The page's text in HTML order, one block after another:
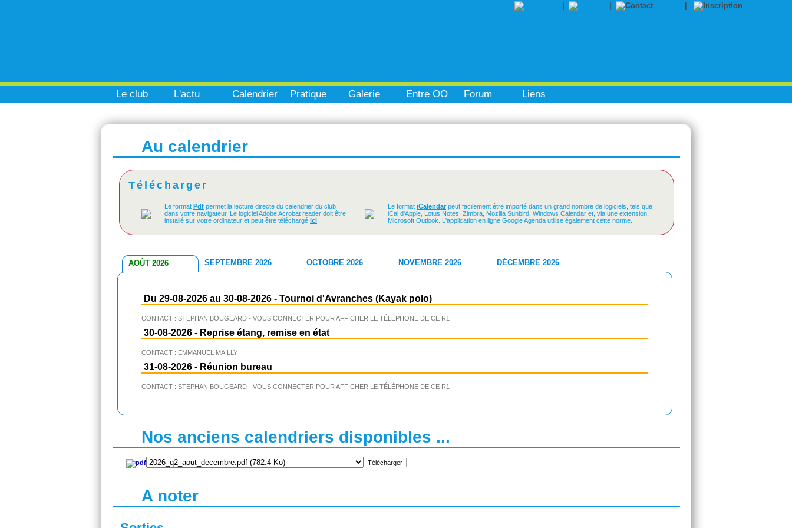
Le club L'actu Calendrier Pratique Galerie Entre OO Forum Liens
Au calendrier
Télécharger
Le format Pdf permet la lecture directe du calendrier du club
dans votre navigateur. Le logiciel Adobe Acrobat reader doit être
installé sur votre ordinateur et peut être téléchargé ici
Le format iCalendar peut facilement être importé dans un grand nombre de logiciels, tels que :
iCal d'Apple, Lotus Notes, Zimbra, Mozilla Sunbird, Windows Calendar et, via une extension,
Microsoft Outlook. L'application en ligne Google Agenda utilise également cette norme.
AOÛT 2026 SEPTEMBRE 2026 OCTOBRE 2026 NOVEMBRE 2026 DÉCEMBRE 2026
Du 29-08-2026 au 30-08-2026 - Tournoi d'Avranches (Kayak polo)
CONTACT : STEPHAN BOUGEARD - VOUS CONNECTER POUR AFFICHER LE TÉLÉPHONE DE CE R1
30-08-2026 - Reprise étang, remise en état
CONTACT : EMMANUEL MAILLY
31-08-2026 - Réunion bureau
CONTACT : STEPHAN BOUGEARD - VOUS CONNECTER POUR AFFICHER LE TÉLÉPHONE DE CE R1
Nos anciens calendriers disponibles ...
A noter